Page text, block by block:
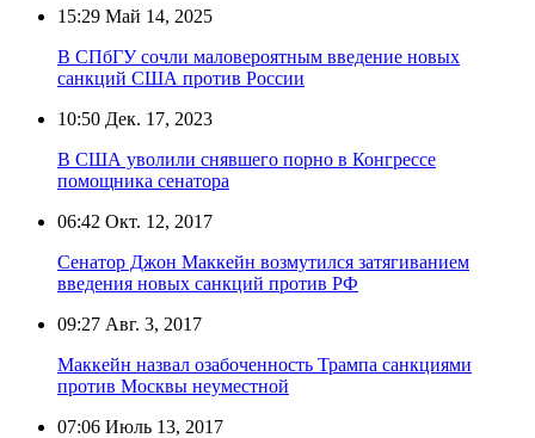
15:29 Май 14, 2025
В СПбГУ сочли маловероятным введение новых
санкций США против России
10:50 Дек. 17, 2023
В США уволили снявшего порно в Конгрессе
помощника сенатора
06:42 Окт. 12, 2017
Сенатор Джон Маккейн возмутился затягиванием
введения новых санкций‍ против РФ
09:27 Авг. 3, 2017
Маккейн назвал озабоченность Трампа санкциями
против Москвы неуместной
07:06 Июль 13, 2017